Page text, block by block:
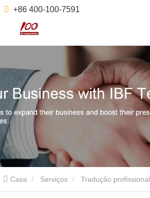
+86 400-100-7591
Casa Serviços Tradução profissional